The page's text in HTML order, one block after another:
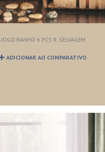
JOGO BANHO 6 PCS R. SELVAGEM
ADICIONAR AO COMPARATIVO